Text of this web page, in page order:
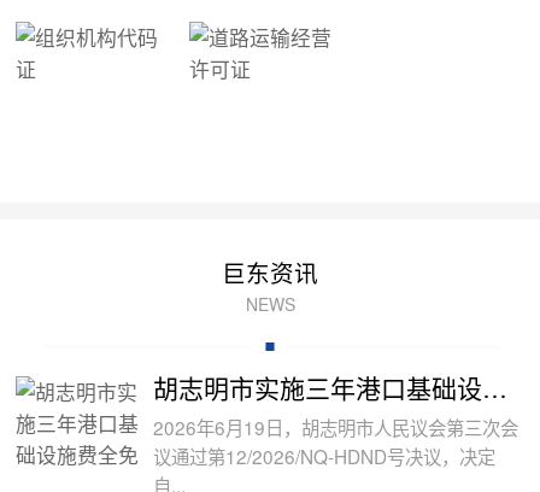
巨东资讯
NEWS
胡志明市实施三年港口基础设施费全免政
2026年6月19日，胡志明市人民议会第三次会
议通过第12/2026/NQ-HDND号决议，决定
自...